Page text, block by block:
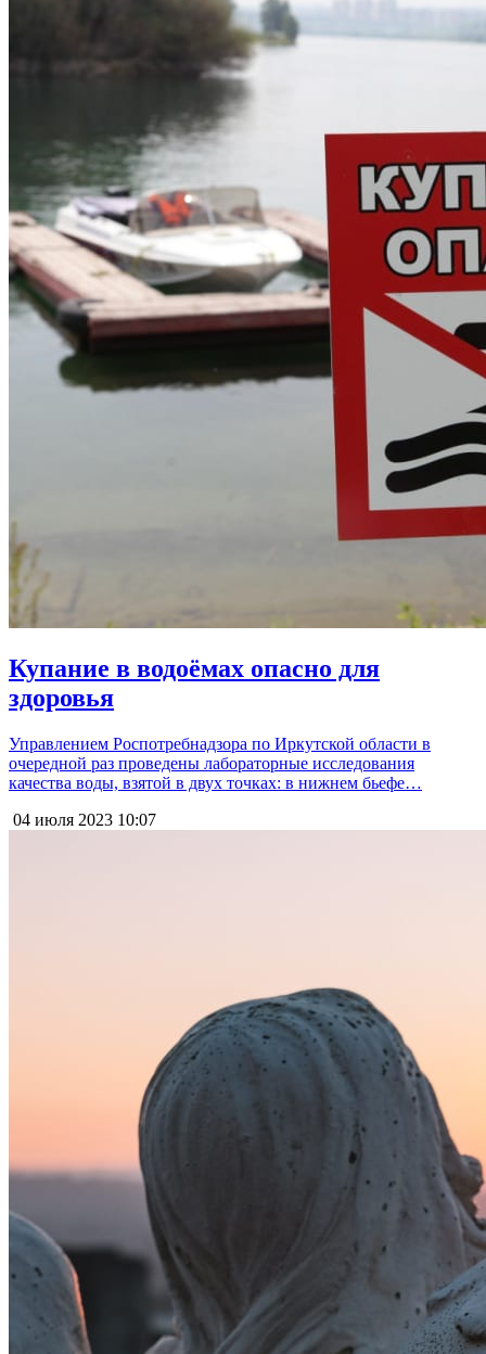
Купание в водоёмах опасно для
здоровья
Управлением Роспотребнадзора по Иркутской области в
очередной раз проведены лабораторные исследования
качества воды, взятой в двух точках: в нижнем бьефе…
04 июля 2023 10:07